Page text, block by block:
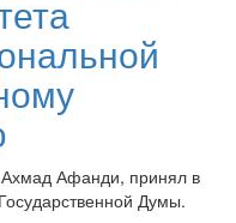
Афанди, принял в
Думы.